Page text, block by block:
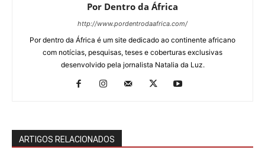
Por Dentro da África
http://www.pordentrodaafrica.com/
Por dentro da África é um site dedicado ao continente africano
com notícias, pesquisas, teses e coberturas exclusivas
desenvolvido pela jornalista Natalia da Luz.
ARTIGOS RELACIONADOS